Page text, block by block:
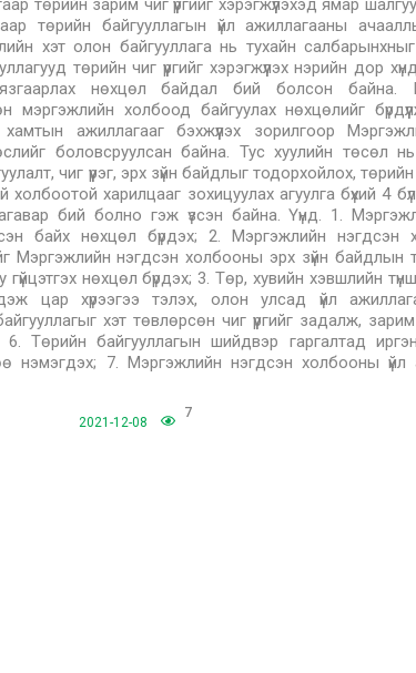
төрийн зарим чиг үүргийг хэрэгжүүлэхэд ямар
төрийн байгууллагын үйл ажиллагааны
хэт олон байгууллага нь тухайн салбарынхныг
төрийн чиг үүргийг хэрэгжүүлэх нэрийн дор
нөхцөл байдал бий болсон
мэргэжлийн холбоод байгуулах нөхцөлийг
ажиллагааг бэхжүүлэх зорилгоор
боловсруулсан байна. Тус хуулийн төсөл
чиг үүрэг, эрх зүйн байдлыг тодорхойлох,
харилцааг зохицуулах агуулга бүхий 4
бий болно гэж үзсэн байна. Үүнд. 1.
байх нөхцөл бүрдэх; 2. Мэргэжлийн нэгдсэн
Мэргэжлийн нэгдсэн холбооны эрх зүйн байдлын
нөхцөл бүрдэх; 3. Төр, хувийн хэвшлийн
цар хүрээгээ тэлэх, олон улсад үйл
хэт төвлөрсөн чиг үүргийг задалж, зарим
Төрийн байгууллагын шийдвэр гаргалтад
нэмэгдэх; 7. Мэргэжлийн нэгдсэн холбооны үйл
2021-12-08
7